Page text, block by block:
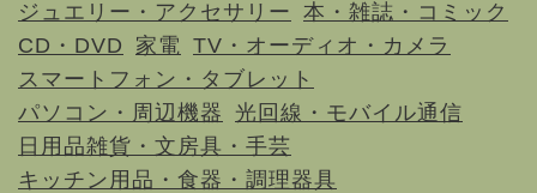
ジュエリー・アクセサリー 本・雑誌・コミック
CD・DVD
家電 TV・オーディオ・カメラ
スマートフォン・タブレット
パソコン・周辺機器 光回線・モバイル通信
日用品雑貨・文房具・手芸
キッチン用品・食器・調理器具